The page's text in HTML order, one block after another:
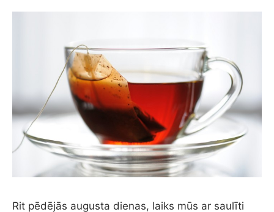
Rit pēdējās augusta dienas, laiks mūs ar saulīti